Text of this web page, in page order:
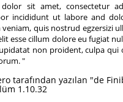
sit amet, consectetur
incididunt ut labore and
quis nostrud egzersizi
esse cillum dolore eu fugiat
non proident, culpa
"
tarafından yazılan "de
1.10.32